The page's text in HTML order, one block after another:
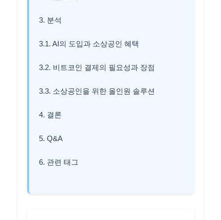
3. 분석
3.1. AI의 도입과 소상공인 혜택
3.2. 비트코인 결제의 필요성과 장점
3.3. 소상공인을 위한 올인원 솔루션
4. 결론
5. Q&A
6. 관련 태그